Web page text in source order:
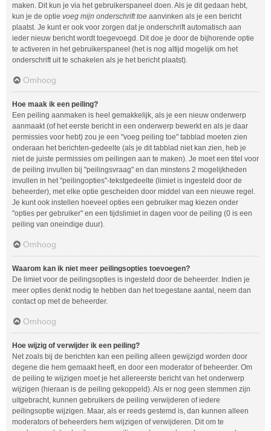
maken. Dit kun je via het gebruikerspaneel doen. Als je dit gedaan hebt,
kun je de optie voeg mijn onderschrift toe aanvinken als je een bericht
plaatst. Je kunt er ook voor zorgen dat je onderschrift automatisch aan
ieder nieuw bericht wordt toegevoegd. Dit doe je door de bijhorende optie
te activeren in het gebruikerspaneel (het is nog altijd mogelijk om het
onderschrift uit te schakelen als je het bericht plaatst).
Omhoog
Hoe maak ik een peiling?
Een peiling aanmaken is heel gemakkelijk, als je een nieuw onderwerp
aanmaakt (of het eerste bericht in een onderwerp bewerkt en als je daar
permissies voor hebt) zou je een "voeg peiling toe" tabblad moeten zien
onderaan het berichten-gedeelte (als je dit tabblad niet kan zien, heb je
niet de juiste permissies om peilingen aan te maken). Je moet een titel voor
de peiling invullen bij "peilingsvraag" en dan minstens 2 mogelijkheden
invullen in het "peilingopties"-tekstgedeelte (limiet is ingesteld door de
beheerder), met elke optie gescheiden door middel van een nieuwe regel.
Je kunt ook instellen hoeveel opties een gebruiker mag kiezen onder
"opties per gebruiker" en een tijdslimiet in dagen voor de peiling (0 is een
peiling van oneindige duur).
Omhoog
Waarom kan ik niet meer peilingsopties toevoegen?
De limiet voor de peilingsopties is ingesteld door de beheerder. Indien je
meer opties denkt nodig te hebben dan het toegestane aantal, neem dan
contact op met de beheerder.
Omhoog
Hoe wijzig of verwijder ik een peiling?
Net zoals bij de berichten kan een peiling alleen gewijzigd worden door
degene die hem gemaakt heeft, en door een moderator of beheerder. Om
de peiling te wijzigen moet je het allereerste bericht van het onderwerp
wijzigen (hieraan is de peiling gekoppeld). Als er nog geen stemmen zijn
uitgebracht, kunnen gebruikers de peiling verwijderen of iedere
peilingsoptie wijzigen. Maar, als er reeds gestemd is, dan kunnen alleen
moderators of beheerders hem wijzigen of verwijderen. Dit om te